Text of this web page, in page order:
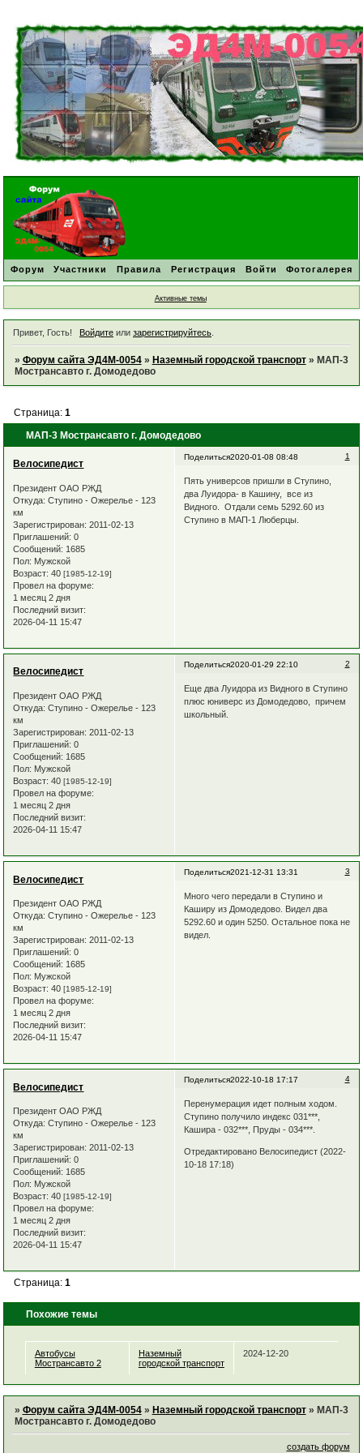
Форум Участники Правила Регистрация Войти Фотогалерея
Активные темы
Привет, Гость! Войдитеили зарегистрируйтесь.
» Форум сайта ЭД4М-0054 » Наземный городской транспорт » МАП-3
Мострансавто г. Домодедово
МАП-3 Мострансавто г. Домодедово
Страница: 1
Поделиться 1
2020-01-08 08:48
Велосипедист
Президент ОАО РЖД
Откуда: Ступино - Ожерелье - 123
км
Зарегистрирован: 2011-02-13
Приглашений: 0
Сообщений: 1685
Пол: Мужской
Возраст: 40[1985-12-19]
Провел на форуме:
1 месяц 2 дня
Последний визит:
2026-04-11 15:47
Пять универсов пришли в Ступино,
два Луидора- в Кашину, все из
Видного. Отдали семь 5292.60 из
Ступино в МАП-1 Люберцы.
Поделиться 2
2020-01-29 22:10
Велосипедист
Президент ОАО РЖД
Откуда: Ступино - Ожерелье - 123
км
Зарегистрирован: 2011-02-13
Приглашений: 0
Сообщений: 1685
Пол: Мужской
Возраст: 40[1985-12-19]
Провел на форуме:
1 месяц 2 дня
Последний визит:
2026-04-11 15:47
Еще два Луидора из Видного в Ступино
плюс юниверс из Домодедово, причем
школьный.
Поделиться 3
2021-12-31 13:31
Велосипедист
Президент ОАО РЖД
Откуда: Ступино - Ожерелье - 123
км
Зарегистрирован: 2011-02-13
Приглашений: 0
Сообщений: 1685
Пол: Мужской
Возраст: 40[1985-12-19]
Провел на форуме:
1 месяц 2 дня
Последний визит:
2026-04-11 15:47
Много чего передали в Ступино и
Каширу из Домодедово. Видел два
5292.60 и один 5250. Остальное пока не
видел.
Поделиться 4
2022-10-18 17:17
Велосипедист
Президент ОАО РЖД
Откуда: Ступино - Ожерелье - 123
км
Зарегистрирован: 2011-02-13
Приглашений: 0
Сообщений: 1685
Пол: Мужской
Возраст: 40[1985-12-19]
Провел на форуме:
1 месяц 2 дня
Последний визит:
2026-04-11 15:47
Перенумерация идет полным ходом.
Ступино получило индекс 031***,
Кашира - 032***, Пруды - 034***.
Отредактировано Велосипедист (2022-
10-18 17:18)
Страница: 1
Похожие темы
Автобусы
Мострансавто 2
Наземный
городской транспорт
2024-12-20
» Форум сайта ЭД4М-0054 » Наземный городской транспорт » МАП-3
Мострансавто г. Домодедово
создать форум